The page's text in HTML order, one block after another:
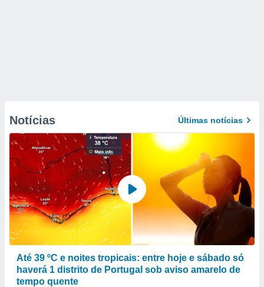
Notícias Últimas notícias
Até 39 ºC e noites tropicais: entre hoje e sábado só
haverá 1 distrito de Portugal sob aviso amarelo de
tempo quente